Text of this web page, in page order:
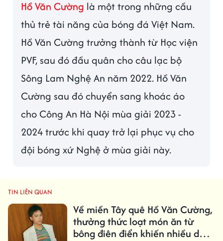
Hồ Văn Cường là một trong những cầu
thủ trẻ tài năng của bóng đá Việt Nam.
Hồ Văn Cường trưởng thành từ Học viện
PVF, sau đó đầu quân cho câu lạc bộ
Sông Lam Nghệ An năm 2022. Hồ Văn
Cường sau đó chuyển sang khoác áo
cho Công An Hà Nội mùa giải 2023 -
2024 trước khi quay trở lại phục vụ cho
đội bóng xứ Nghệ ở mùa giải này.
TIN LIÊN QUAN
Về miền Tây quê Hồ Văn Cường,
thưởng thức loạt món ăn từ
bông điên điển khiến nhiều du